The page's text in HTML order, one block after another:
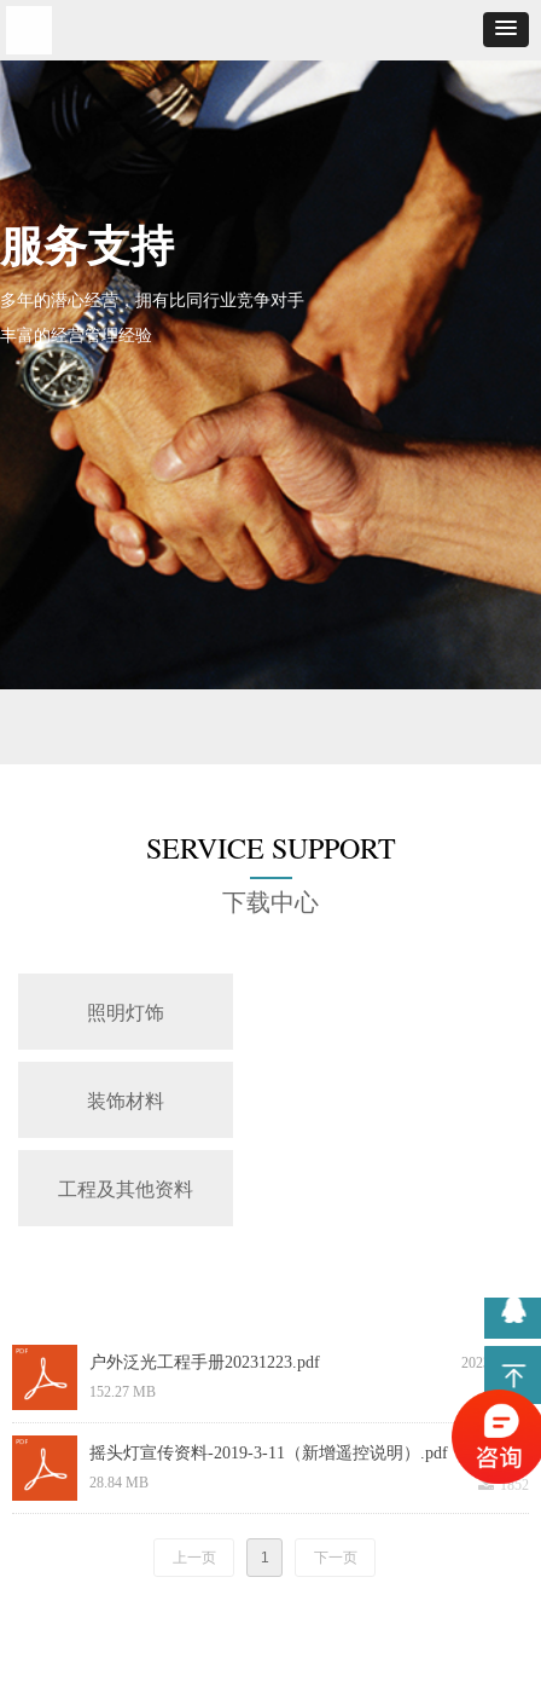
服务支持
多年的潜心经营，拥有比同行业竞争对手
丰富的经营管理经验
SERVICE SUPPORT
下载中心
装饰材料
照明灯饰
工程及其他资料
2023-12-26
户外泛光工程手册20231223.pdf
끂 495
152.27 MB
2019-03-11
摇头灯宣传资料-2019-3-11（新增遥控说明）.pdf
끂 1852
28.84 MB
上一页 1 下一页